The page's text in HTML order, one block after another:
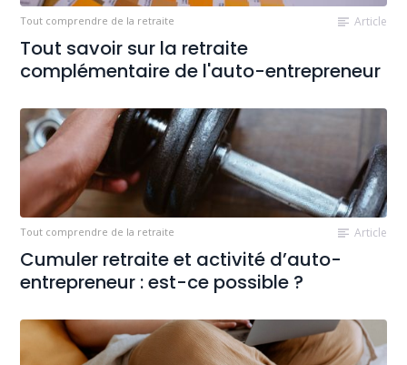
Tout comprendre de la retraite Article
Tout savoir sur la retraite
complémentaire de l'auto-entrepreneur
Tout comprendre de la retraite Article
Cumuler retraite et activité d’auto-
entrepreneur : est-ce possible ?